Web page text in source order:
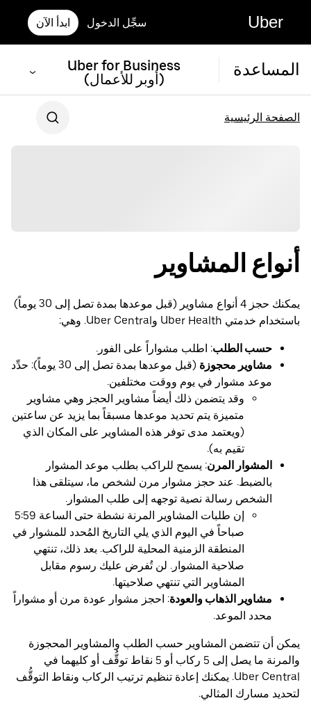
Uber سجِّل الدخول ابدأ الآن
المساعدة
Uber for Business
(أوبر للأعمال)
الصفحة الرئيسية
أنواع المشاوير
يمكنك حجز 4 أنواع مشاوير (قبل موعدها بمدة تصل إلى 30 يوماً)
باستخدام خدمتي Uber Health وUber Central. وهي:
حسب الطلب: اطلب مشواراً على الفور.
مشاوير محجوزة
(قبل موعدها بمدة تصل إلى 30 يوماً): حدِّد
موعد مشوار في يوم ووقت مختلفين.
وقد يتضمن ذلك أيضاً مشاوير الحجز وهي مشاوير
متميزة يتم تحديد موعدها مسبقاً بما يزيد عن ساعتين
(ويعتمد مدى توفر هذه المشاوير على المكان الذي
تقيم به).
المشوار المرن: يسمح للراكب بطلب موعد المشوار
بالضبط. عند حجز مشوار مرن لشخص ما، سيتلقى هذا
الشخص رسالة نصية توجهه إلى طلب المشوار.
إن طلبات المشاوير المرنة نشطة حتى الساعة 5:59
صباحاً في اليوم الذي يلي التاريخ المُحدد للمشوار في
المنطقة الزمنية المحلية للراكب. بعد ذلك، تنتهي
صلاحية المشوار. لن تُفرض عليك رسوم مقابل
المشاوير التي تنتهي صلاحيتها.
مشاوير الذهاب والعودة: احجز مشوار عودة مرن أو مشواراً
محدد الموعد.
يمكن أن تتضمن المشاوير حسب الطلب والمشاوير المحجوزة
والمرنة ما يصل إلى 5 ركاب أو 5 نقاط توقُّف أو كليهما في
Uber Central. يمكنك إعادة تنظيم ترتيب الركاب ونقاط التوقُّف
لتحديد مسارك المثالي.